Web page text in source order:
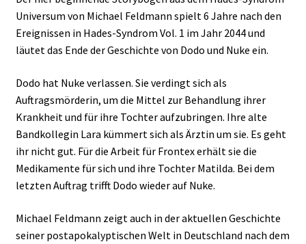
Universum von Michael Feldmann spielt 6 Jahre nach den
Ereignissen in Hades-Syndrom Vol. 1 im Jahr 2044 und
läutet das Ende der Geschichte von Dodo und Nuke ein.
Dodo hat Nuke verlassen. Sie verdingt sich als
Auftragsmörderin, um die Mittel zur Behandlung ihrer
Krankheit und für ihre Tochter aufzubringen. Ihre alte
Bandkollegin Lara kümmert sich als Ärztin um sie. Es geht
ihr nicht gut. Für die Arbeit für Frontex erhält sie die
Medikamente für sich und ihre Tochter Matilda. Bei dem
letzten Auftrag trifft Dodo wieder auf Nuke.
Michael Feldmann zeigt auch in der aktuellen Geschichte
seiner postapokalyptischen Welt in Deutschland nach dem